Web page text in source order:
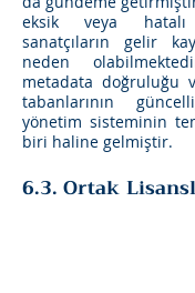
eksik veya
sanatçıların gelir
neden
metadata doğruluğu
tabanlarının
yönetim sisteminin
biri haline gelmiştir.
6.3. Ortak